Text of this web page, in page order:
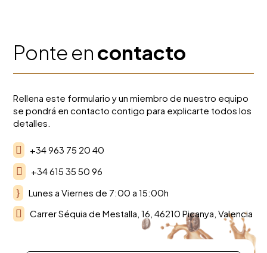
Ponte encontacto
Rellena este formulario y un miembro de nuestro equipo
se pondrá en contacto contigo para explicarte todos los
detalles.
 +34 963 75 20 40
 +34 615 35 50 96
} Lunes a Viernes de 7:00 a 15:00h
 Carrer Séquia de Mestalla, 16, 46210 Picanya, Valencia